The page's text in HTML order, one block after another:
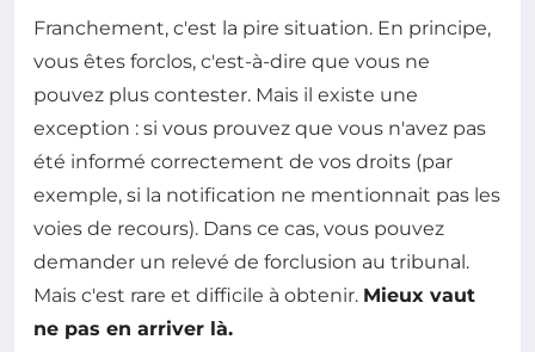
Franchement, c'est la pire situation. En principe,
vous êtes forclos, c'est-à-dire que vous ne
pouvez plus contester. Mais il existe une
exception : si vous prouvez que vous n'avez pas
été informé correctement de vos droits (par
exemple, si la notification ne mentionnait pas les
voies de recours). Dans ce cas, vous pouvez
demander un relevé de forclusion au tribunal.
Mais c'est rare et difficile à obtenir. Mieux vaut
ne pas en arriver là.